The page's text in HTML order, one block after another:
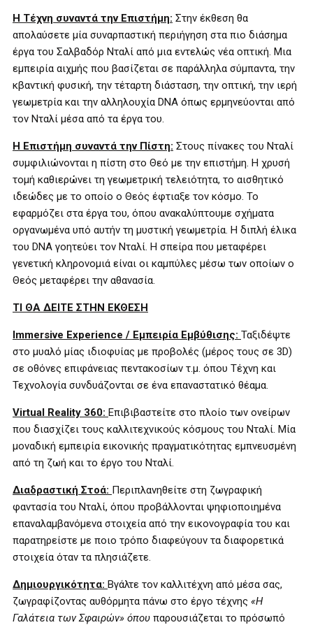
Η Τέχνη συναντά την Επιστήμη: Στην έκθεση θα
απολαύσετε μία συναρπαστική περιήγηση στα πιο διάσημα
έργα του Σαλβαδόρ Νταλί από μια εντελώς νέα οπτική. Μια
εμπειρία αιχμής που βασίζεται σε παράλληλα σύμπαντα, την
κβαντική φυσική, την τέταρτη διάσταση, την οπτική, την ιερή
γεωμετρία και την αλληλουχία DNA όπως ερμηνεύονται από
τον Νταλί μέσα από τα έργα του.
Η Επιστήμη συναντά την Πίστη: Στους πίνακες του Νταλί
συμφιλιώνονται η πίστη στο Θεό με την επιστήμη. Η χρυσή
τομή καθιερώνει τη γεωμετρική τελειότητα, το αισθητικό
ιδεώδες με το οποίο ο Θεός έφτιαξε τον κόσμο. Το
εφαρμόζει στα έργα του, όπου ανακαλύπτουμε σχήματα
οργανωμένα υπό αυτήν τη μυστική γεωμετρία. Η διπλή έλικα
του DNA γοητεύει τον Νταλί. Η σπείρα που μεταφέρει
γενετική κληρονομιά είναι οι καμπύλες μέσω των οποίων ο
Θεός μεταφέρει την αθανασία.
ΤΙ ΘΑ ΔΕΙΤΕ ΣΤΗΝ ΕΚΘΕΣΗ
Immersive Experience / Εμπειρία Εμβύθισης: Ταξιδέψτε
στο μυαλό μίας ιδιοφυίας με προβολές (μέρος τους σε 3D)
σε οθόνες επιφάνειας πεντακοσίων τ.μ. όπου Τέχνη και
Τεχνολογία συνδυάζονται σε ένα επαναστατικό θέαμα.
Virtual Reality 360: Επιβιβαστείτε στο πλοίο των ονείρων
που διασχίζει τους καλλιτεχνικούς κόσμους του Νταλί. Μία
μοναδική εμπειρία εικονικής πραγματικότητας εμπνευσμένη
από τη ζωή και το έργο του Νταλί.
Διαδραστική Στοά: Περιπλανηθείτε στη ζωγραφική
φαντασία του Νταλί, όπου προβάλλονται ψηφιοποιημένα
επαναλαμβανόμενα στοιχεία από την εικονογραφία του και
παρατηρείστε με ποιο τρόπο διαφεύγουν τα διαφορετικά
στοιχεία όταν τα πλησιάζετε.
Δημιουργικότητα: Βγάλτε τον καλλιτέχνη από μέσα σας,
ζωγραφίζοντας αυθόρμητα πάνω στο έργο τέχνης «Η
Γαλάτεια των Σφαιρών» όπου παρουσιάζεται το πρόσωπό